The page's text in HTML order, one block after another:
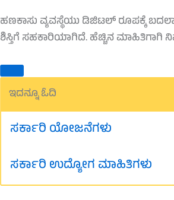
ಹಣಕಾಸು ವ್ಯವಸ್ಥೆಯು ಡಿಜಿಟಲ್ ರೂಪಕ್ಕೆ
ಶಿಸ್ತಿಗೆ ಸಹಕಾರಿಯಾಗಿದೆ. ಹೆಚ್ಚಿನ ಮಾಹಿತಿಗಾಗಿ
ಇದನ್ನೂ ಓದಿ
ಸರ್ಕಾರಿ ಯೋಜನೆಗಳು
ಸರ್ಕಾರಿ ಉದ್ಯೋಗ ಮಾಹಿತಿಗಳು